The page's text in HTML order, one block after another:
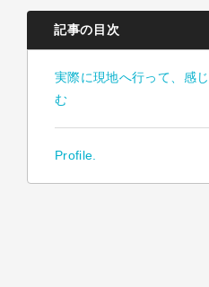
記事の目次
実際に現地へ行って、感
む
Profile.